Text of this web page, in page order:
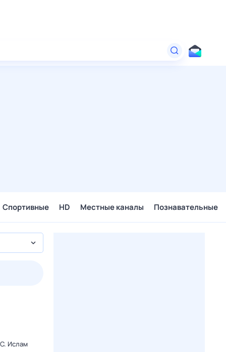
Спортивные HD Местные каналы Познавательные
Ислам